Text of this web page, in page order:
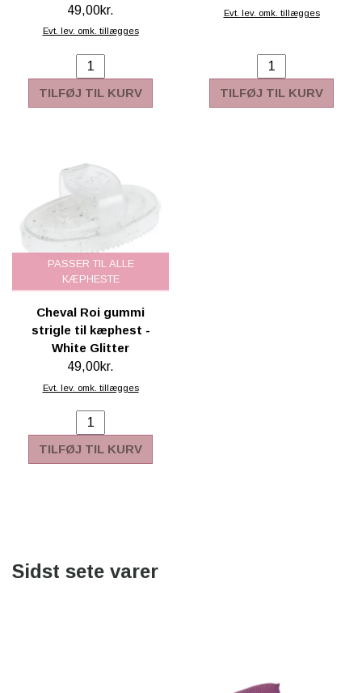
49,00kr.
Evt. lev. omk. tillægges
TILFØJ TIL KURV
Evt. lev. omk. tillægges
TILFØJ TIL KURV
PASSER TIL ALLE
KÆPHESTE
Cheval Roi gummi
strigle til kæphest -
White Glitter
49,00kr.
Evt. lev. omk. tillægges
TILFØJ TIL KURV
Sidst sete varer